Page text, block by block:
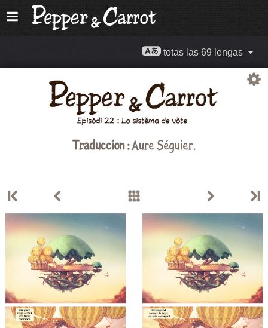
totas las 69 lengas
Traduccion :Aure Séguier.